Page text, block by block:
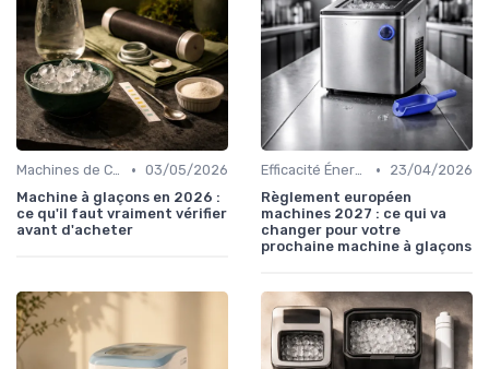
Machines de Comptoir • 03/05/2026
Machine à glaçons en 2026 :
ce qu'il faut vraiment vérifier
avant d'acheter
Efficacité Énergétique •
23/04/2026
Règlement européen
machines 2027 : ce qui va
changer pour votre
prochaine machine à glaçons